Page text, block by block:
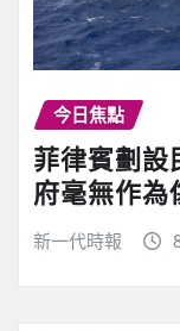
今日焦點
菲律賓劃設
府毫無作為
新一代時報